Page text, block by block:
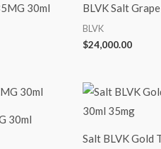
30ml BLVK Salt
BLVK
$24,000.00
30ml
Salt BLVK Gold